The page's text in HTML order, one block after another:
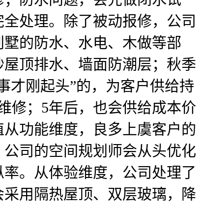
处理。除了被动报修，公司
的防水、水电、木做等部
顶排水、墙面防潮层；秋季
才刚起头”的，为客户供给持
修；5年后，也会供给成本价
功能维度，良多上虞客户的
司的空间规划师会从头优化
。从体验维度，公司处理了
用隔热屋顶、双层玻璃，降